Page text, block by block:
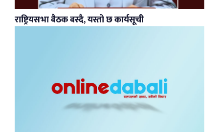
राष्ट्रियसभा बैठक बस्दै, यस्तो छ कार्यसूची